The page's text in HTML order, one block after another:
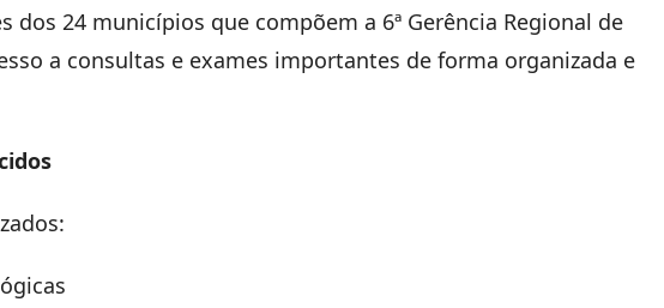
dos 24 municípios que compõem a 6ª Gerência Regional de
a consultas e exames importantes de forma organizada e